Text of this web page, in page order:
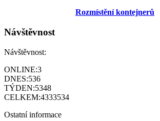
Rozmístění kontejnerů
Návštěvnost
Návštěvnost:
ONLINE:3
DNES:536
TÝDEN:5348
CELKEM:4333534
Ostatní informace